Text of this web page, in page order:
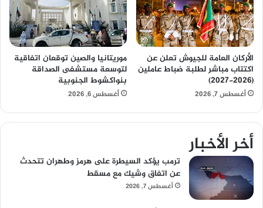
الأركان العامة للجيوش تعلن عن
اكتتاب مباشر لطلبة ضباط عاملين
(2026-2027)
أغسطس 7, 2026
موريتانيا والصين توقعان اتفاقية
لتوسعة مستشفى الصداقة
بنواكشوط الجنوبية
أغسطس 6, 2026
أخر الأخبار
ترمب يؤكد السيطرة على هرمز وطهران تتحدث
عن اتفاق وشيك مع مسقط
أغسطس 7, 2026